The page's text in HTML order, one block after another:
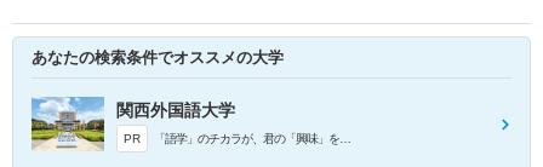
あなたの検索条件でオススメの大学
関西外国語大学
PR 「語学」のチカラが、君の「興味」を武器にする！